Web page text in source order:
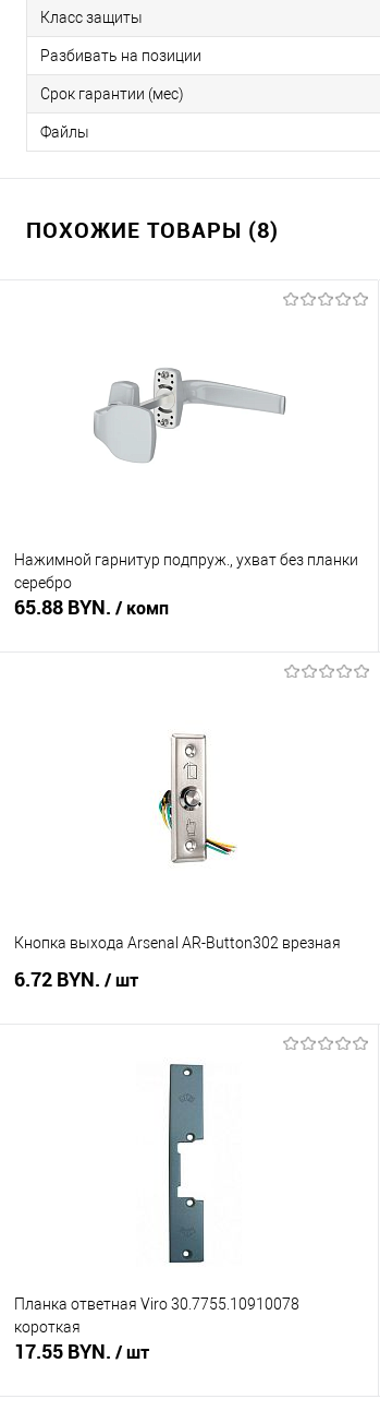
Класс защиты
Разбивать на позиции
Срок гарантии (мес)
Файлы
ПОХОЖИЕ ТОВАРЫ (8)
Нажимной гарнитур подпруж., ухват без планки
серебро
65.88 BYN. / комп
Кнопка выхода Arsenal AR-Button302 врезная
6.72 BYN. / шт
В корзину
Планка ответная Viro 30.7755.10910078
короткая
17.55 BYN. / шт